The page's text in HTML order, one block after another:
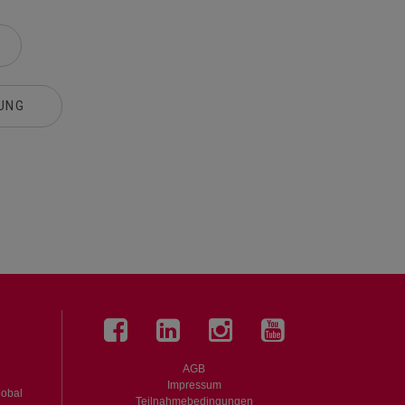
AGB
Impressum
Teilnahmebedingungen